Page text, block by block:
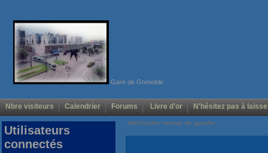
Gare de Grenoble
Nbre visiteurs Calendrier Forums Livre d'or N'hésitez pas à
Voir/Cacher menus de gauche
Utilisateurs
connectés